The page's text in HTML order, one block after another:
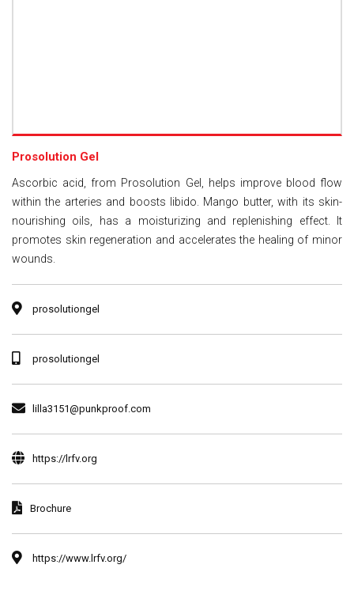
Prosolution Gel
Ascorbic acid, from Prosolution Gel, helps improve blood flow
within the arteries and boosts libido. Mango butter, with its skin-
nourishing oils, has a moisturizing and replenishing effect. It
promotes skin regeneration and accelerates the healing of minor
wounds.
prosolutiongel
prosolutiongel
lilla3151@punkproof.com
https://lrfv.org
Brochure
https://www.lrfv.org/